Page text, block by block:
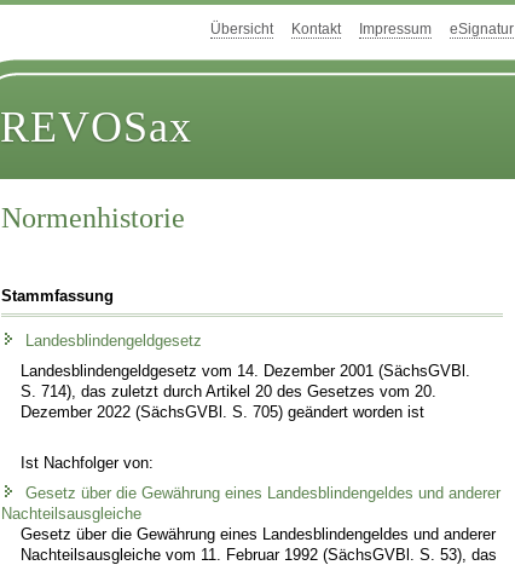
Übersicht Kontakt Impressum eSignatur
REVOSax
Normenhistorie
Stammfassung
Landesblindengeldgesetz
Landesblindengeldgesetz vom 14. Dezember 2001 (SächsGVBl.
S. 714), das zuletzt durch Artikel 20 des Gesetzes vom 20.
Dezember 2022 (SächsGVBl. S. 705) geändert worden ist
Ist Nachfolger von:
Gesetz über die Gewährung eines Landesblindengeldes und anderer
Nachteilsausgleiche
Gesetz über die Gewährung eines Landesblindengeldes und anderer
Nachteilsausgleiche vom 11. Februar 1992 (SächsGVBl. S. 53), das